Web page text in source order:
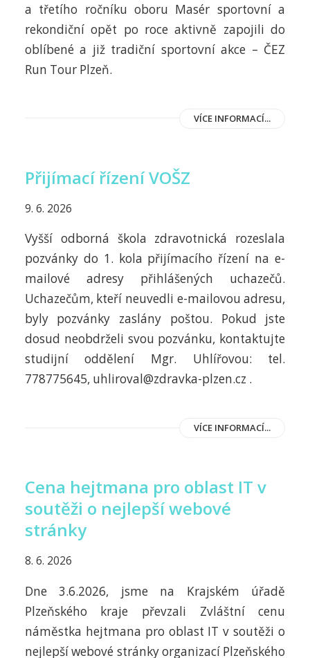
a třetího ročníku oboru Masér sportovní a
rekondiční opět po roce aktivně zapojili do
oblíbené a již tradiční sportovní akce – ČEZ
Run Tour Plzeň.
VÍCE INFORMACÍ...
Přijímací řízení VOŠZ
9. 6. 2026
Vyšší odborná škola zdravotnická rozeslala
pozvánky do 1. kola přijímacího řízení na e-
mailové adresy přihlášených uchazečů.
Uchazečům, kteří neuvedli e-mailovou adresu,
byly pozvánky zaslány poštou. Pokud jste
dosud neobdrželi svou pozvánku, kontaktujte
studijní oddělení Mgr. Uhlířovou: tel.
778775645, uhliroval@zdravka-plzen.cz .
VÍCE INFORMACÍ...
Cena hejtmana pro oblast IT v
soutěži o nejlepší webové
stránky
8. 6. 2026
Dne 3.6.2026, jsme na Krajském úřadě
Plzeňského kraje převzali Zvláštní cenu
náměstka hejtmana pro oblast IT v soutěži o
nejlepší webové stránky organizací Plzeňského